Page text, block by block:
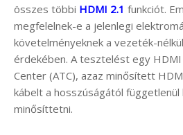
összes többi HDMI 2.1 funkciót.
megfelelnek-e a jelenlegi
követelményeknek a vezeték-
érdekében. A tesztelést egy
Center (ATC), azaz minősített
kábelt a hosszúságától függetlenül
minősíttetni.